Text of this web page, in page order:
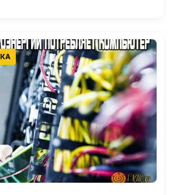
применения и…